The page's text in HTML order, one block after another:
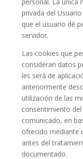
privada del
que el usuario dé
servidor.
Las cookies que
consideran datos
les será de
anteriormente
utilización de las
consentimiento
comunicado, en
ofrecido mediante
antes del
documentado.